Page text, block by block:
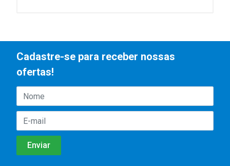
Cadastre-se para receber nossas
ofertas!